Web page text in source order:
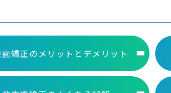
矯正のメリット とデメリット